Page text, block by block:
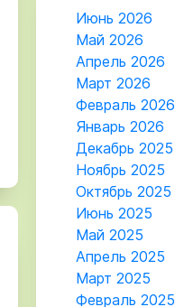
Июнь 2026
Май 2026
Апрель 2026
Март 2026
Февраль 2026
Январь 2026
Декабрь 2025
Ноябрь 2025
Октябрь 2025
Июнь 2025
Май 2025
Апрель 2025
Март 2025
Февраль 2025